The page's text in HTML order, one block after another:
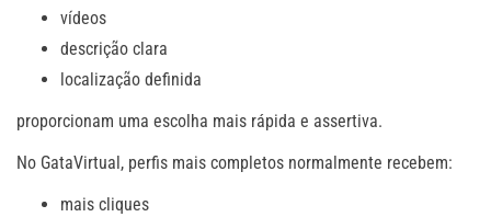
vídeos
descrição clara
localização definida
proporcionam uma escolha mais rápida e assertiva.
No GataVirtual, perfis mais completos normalmente recebem:
mais cliques